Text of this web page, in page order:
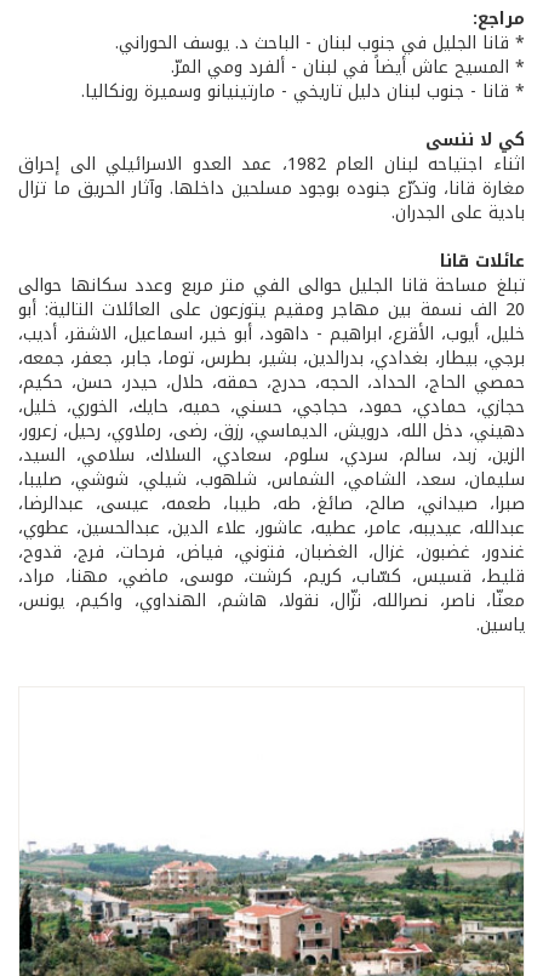
مراجع:
* قانا الجليل في جنوب لبنان - الباحث د. يوسف الحوراني.
* المسيح عاش أيضاً في لبنان - ألفرد ومي المرّ.
* قانا - جنوب لبنان دليل تاريخي - مارتينيانو وسميرة رونكاليا.
كي لا ننسى
اثناء اجتياحه لبنان العام 1982، عمد العدو الاسرائيلي الى إحراق
مغارة قانا، وتذرّع جنوده بوجود مسلحين داخلها. وآثار الحريق ما تزال
بادية على الجدران.
عائلات قانا
تبلغ مساحة قانا الجليل حوالى الفي متر مربع وعدد سكانها حوالى
20 الف نسمة بين مهاجر ومقيم يتوزعون على العائلات التالية: أبو
خليل، أيوب، الأقرع، ابراهيم - داهود، أبو خير، اسماعيل، الاشقر، أديب،
برجي، بيطار، بغدادي، بدرالدين، بشير، بطرس، توما، جابر، جعفر، جمعه،
حمصي الحاج، الحداد، الحجه، حدرج، حمقه، حلال، حيدر، حسن، حكيم،
حجازي، حمادي، حمود، حجاجي، حسني، حميه، حايك، الخوري، خليل،
دهيني، دخل الله، درويش، الديماسي، رزق، رضى، رملاوي، رحيل، زعرور،
الزين، زبد، سالم، سردي، سلوم، سعادي، السلاك، سلامي، السيد،
سليمان، سعد، الشامي، الشماس، شلهوب، شيلي، شوشي، صليبا،
صبرا، صيداني، صالح، صائغ، طه، طيبا، طعمه، عيسى، عبدالرضا،
عبدالله، عيديبه، عامر، عطيه، عاشور، علاء الدين، عبدالحسين، عطوي،
غندور، غضبون، غزال، الغضبان، فتوني، فياض، فرحات، فرج، قدوح،
قليط، قسيس، كسّاب، كريم، كرشت، موسى، ماضي، مهنا، مراد،
معنّا، ناصر، نصرالله، نزّال، نقولا، هاشم، الهنداوي، واكيم، يونس،
ياسين.